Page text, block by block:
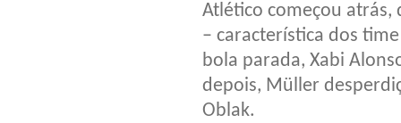
Atlético começou atrás,
– característica dos
bola parada, Xabi
depois, Müller
Oblak.